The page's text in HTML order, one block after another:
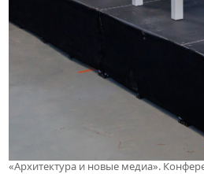
«Архитектура и новые медиа».